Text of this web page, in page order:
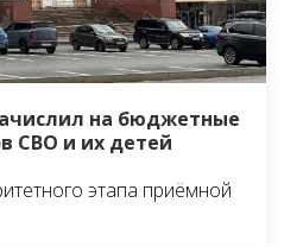
на бюджетные
СВО и их детей
этапа приёмной